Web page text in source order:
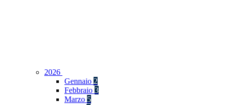
2026
Gennaio 2
Febbraio 3
Marzo 5